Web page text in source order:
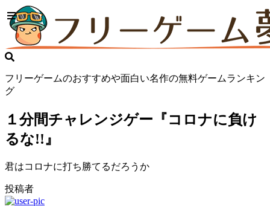
フリーゲームのおすすめや面白い名作の無料ゲームランキン
グ
１分間チャレンジゲー『コロナに負け
るな!!』
君はコロナに打ち勝てるだろうか
投稿者